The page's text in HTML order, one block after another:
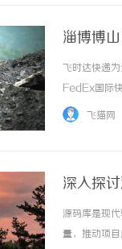
淄博‌博
飞时达快递
FedEx国际
务。物流行
飞猫网
深入探
源码库是现
量，推动项